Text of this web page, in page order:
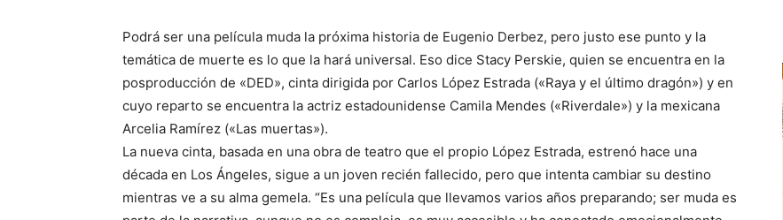
Podrá ser una película muda la próxima historia de Eugenio Derbez, pero justo ese punto y la
temática de muerte es lo que la hará universal. Eso dice Stacy Perskie, quien se encuentra en la
posproducción de «DED», cinta dirigida por Carlos López Estrada («Raya y el último dragón») y en
cuyo reparto se encuentra la actriz estadounidense Camila Mendes («Riverdale») y la mexicana
Arcelia Ramírez («Las muertas»).
La nueva cinta, basada en una obra de teatro que el propio López Estrada, estrenó hace una
década en Los Ángeles, sigue a un joven recién fallecido, pero que intenta cambiar su destino
mientras ve a su alma gemela. “Es una película que llevamos varios años preparando; ser muda es